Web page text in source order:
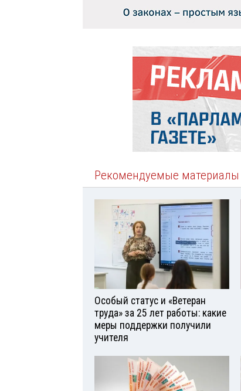
Рекомендуемые материалы
Особый статус и «Ветеран
труда» за 25 лет работы: какие
меры поддержки получили
учителя